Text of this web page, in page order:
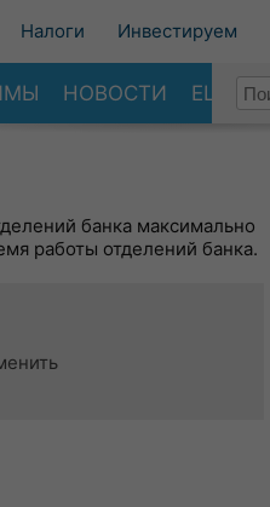
Налоги Инвестируем
НОВОСТИ ЕЩЕ
банка максимально
работы отделений банка.